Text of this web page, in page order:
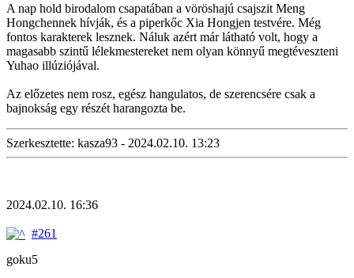
A nap hold birodalom csapatában a vöröshajú csajszit Meng
Hongchennek hívják, és a piperkőc Xia Hongjen testvére. Még
fontos karakterek lesznek. Náluk azért már látható volt, hogy a
magasabb szintű lélekmestereket nem olyan könnyű megtéveszteni
Yuhao illúziójával.
Az előzetes nem rosz, egész hangulatos, de szerencsére csak a
bajnokság egy részét harangozta be.
Szerkesztette: kasza93 - 2024.02.10. 13:23
2024.02.10. 16:36
#261
goku5